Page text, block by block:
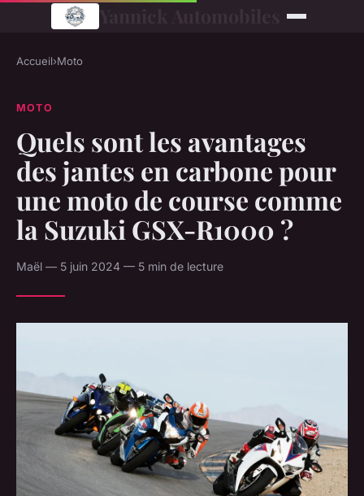
Accueil›Moto
MOTO
Quels sont les avantages
des jantes en carbone pour
une moto de course comme
la Suzuki GSX-R1000 ?
Maël — 5 juin 2024 — 5 min de lecture